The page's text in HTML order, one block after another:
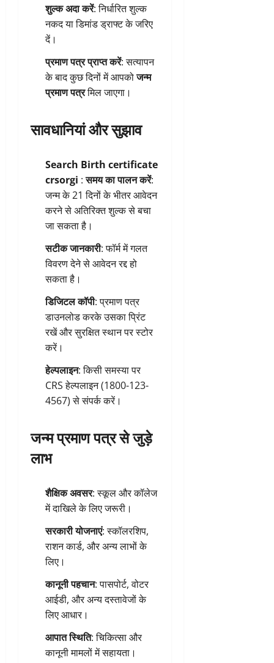
शुल्क अदा करें: निर्धारित शुल्क
नकद या डिमांड ड्राफ्ट के जरिए
दें।
प्रमाण पत्र प्राप्त करें: सत्यापन
के बाद कुछ दिनों में आपकोजन्म
प्रमाण पत्रमिल जाएगा।
सावधानियां और सुझाव
Search Birth certificate
crsorgi :समय का पालन करें:
जन्म के 21 दिनों के भीतर आवेदन
करने से अतिरिक्त शुल्क से बचा
जा सकता है।
सटीक जानकारी: फॉर्म में गलत
विवरण देने से आवेदन रद्द हो
सकता है।
डिजिटल कॉपी: प्रमाण पत्र
डाउनलोड करके उसका प्रिंट
रखें और सुरक्षित स्थान पर स्टोर
करें।
हेल्पलाइन: किसी समस्या पर
CRS हेल्पलाइन (1800-123-
4567) से संपर्क करें।
जन्म प्रमाण पत्र से जुड़े
लाभ
शैक्षिक अवसर: स्कूल और कॉलेज
में दाखिले के लिए जरूरी।
सरकारी योजनाएं: स्कॉलरशिप,
राशन कार्ड, और अन्य लाभों के
लिए।
कानूनी पहचान: पासपोर्ट, वोटर
आईडी, और अन्य दस्तावेजों के
लिए आधार।
आपात स्थिति: चिकित्सा और
कानूनी मामलों में सहायता।